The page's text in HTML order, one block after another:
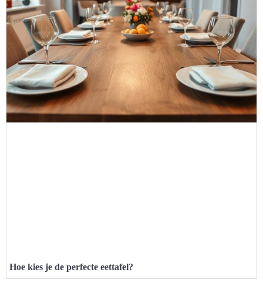
Hoe kies je de perfecte eettafel?